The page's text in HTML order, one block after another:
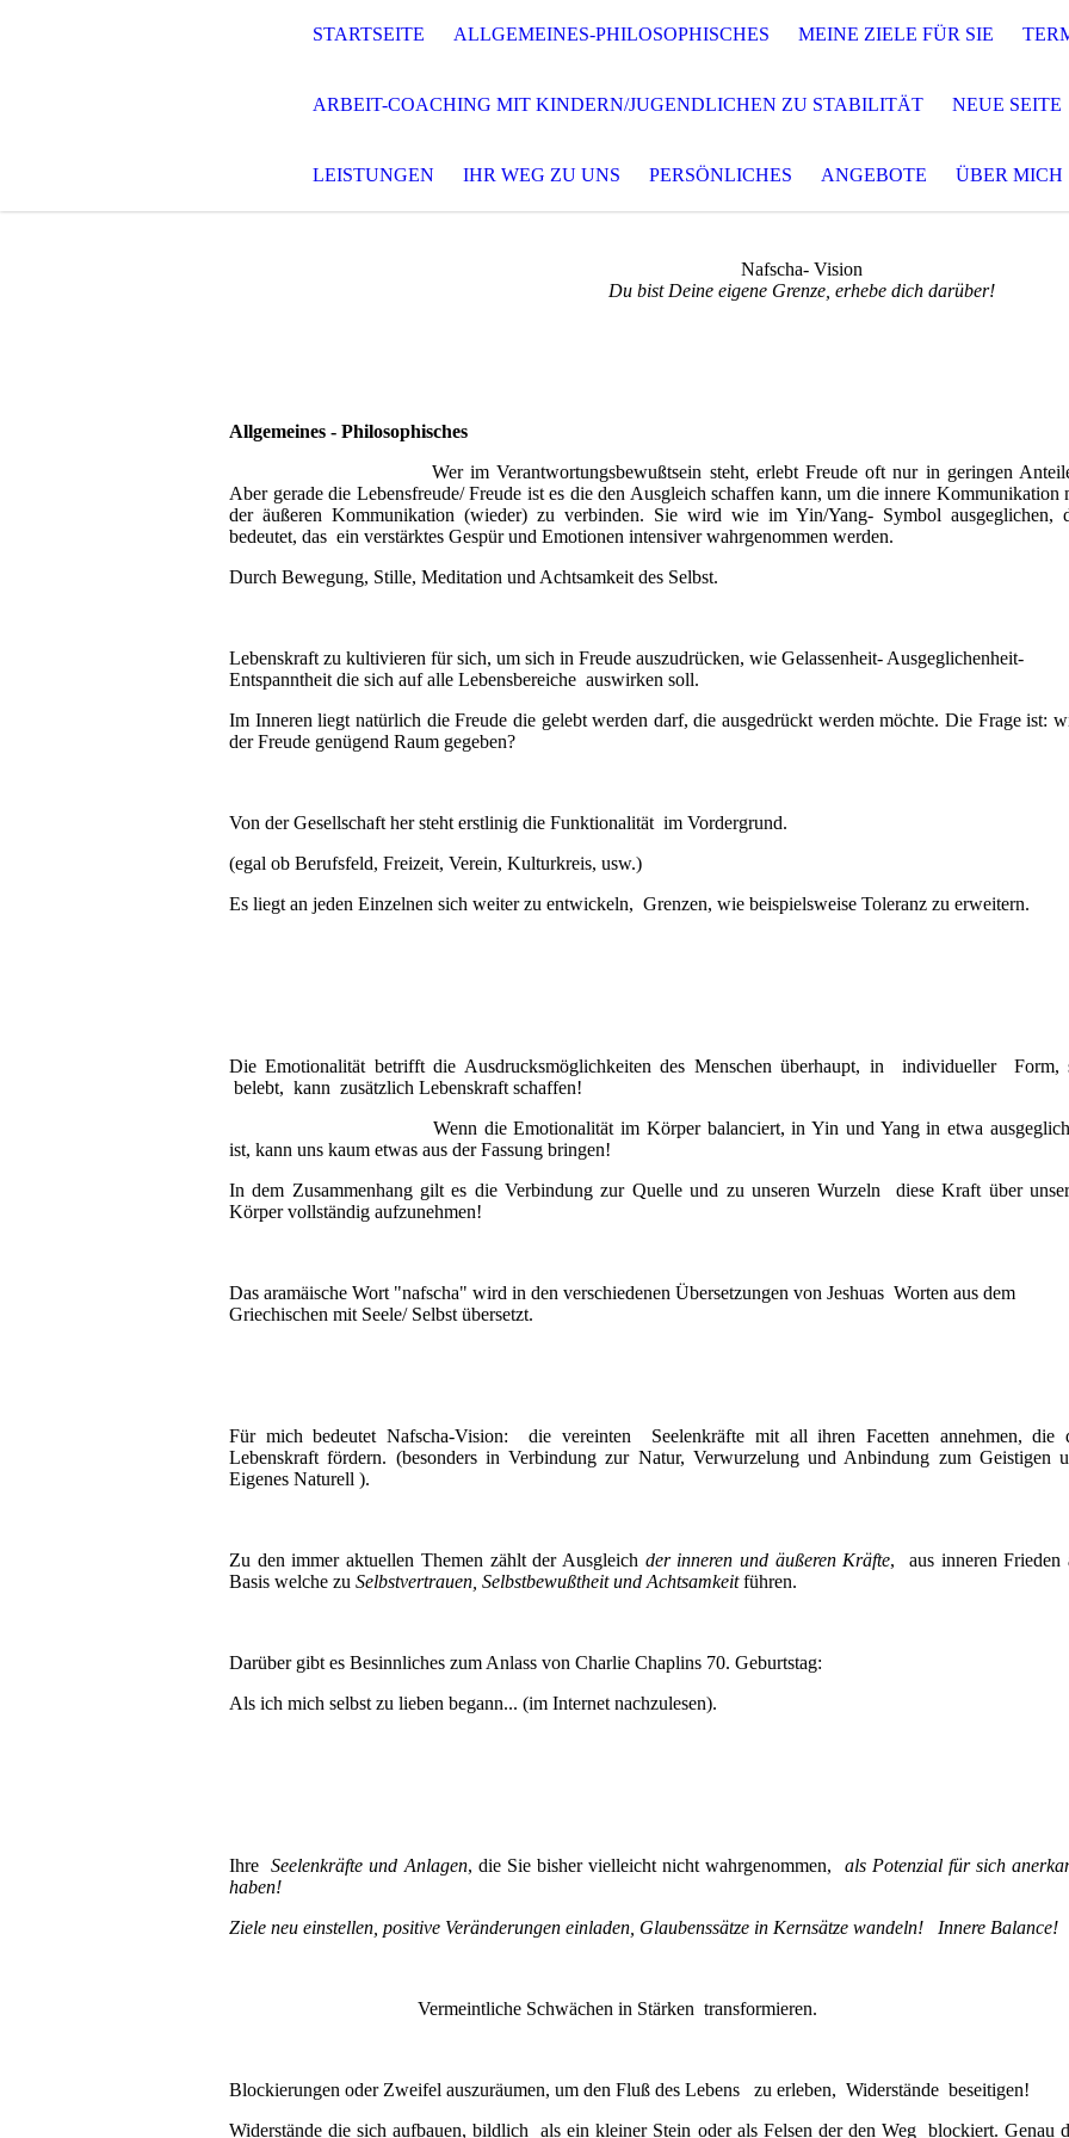
STARTSEITE ALLGEMEINES-PHILOSOPHISCHES MEINE ZIELE FÜR SIE
ARBEIT-COACHING MIT KINDERN/JUGENDLICHEN ZU STABILITÄT NEUE SEITE
LEISTUNGEN IHR WEG ZU UNS PERSÖNLICHES ANGEBOTE ÜBER MICH
Nafscha- Vision
Du bist Deine eigene Grenze, erhebe dich darüber!
Allgemeines - Philosophisches
Wer im Verantwortungsbewußtsein steht, erlebt Freude oft nur in geringen
Aber gerade die Lebensfreude/ Freude ist es die den Ausgleich schaffen kann, um die innere Kommunikation
der äußeren Kommunikation (wieder) zu verbinden. Sie wird wie im Yin/Yang- Symbol ausgeglichen,
bedeutet, das ein verstärktes Gespür und Emotionen intensiver wahrgenommen werden.
Durch Bewegung, Stille, Meditation und Achtsamkeit des Selbst.
Lebenskraft zu kultivieren für sich, um sich in Freude auszudrücken, wie Gelassenheit- Ausgeglichenheit-
Entspanntheit die sich auf alle Lebensbereiche auswirken soll.
Im Inneren liegt natürlich die Freude die gelebt werden darf, die ausgedrückt werden möchte. Die Frage ist:
der Freude genügend Raum gegeben?
Von der Gesellschaft her steht erstlinig die Funktionalität im Vordergrund.
(egal ob Berufsfeld, Freizeit, Verein, Kulturkreis, usw.)
Es liegt an jeden Einzelnen sich weiter zu entwickeln, Grenzen, wie beispielsweise Toleranz zu erweitern.
Die Emotionalität betrifft die Ausdrucksmöglichkeiten des Menschen überhaupt, in individueller Form,
belebt, kann zusätzlich Lebenskraft schaffen!
Wenn die Emotionalität im Körper balanciert, in Yin und Yang in etwa
ist, kann uns kaum etwas aus der Fassung bringen!
In dem Zusammenhang gilt es die Verbindung zur Quelle und zu unseren Wurzeln diese Kraft über
Körper vollständig aufzunehmen!
Das aramäische Wort "nafscha" wird in den verschiedenen Übersetzungen von Jeshuas Worten aus dem
Griechischen mit Seele/ Selbst übersetzt.
Für mich bedeutet Nafscha-Vision: die vereinten Seelenkräfte mit all ihren Facetten annehmen, die
Lebenskraft fördern. (besonders in Verbindung zur Natur, Verwurzelung und Anbindung zum Geistigen
Eigenes Naturell ).
Zu den immer aktuellen Themen zählt der Ausgleich der inneren und äußeren Kräfte, aus inneren Frieden
Basis welche zu Selbstvertrauen, Selbstbewußtheit und Achtsamkeitführen.
Darüber gibt es Besinnliches zum Anlass von Charlie Chaplins 70. Geburtstag:
Als ich mich selbst zu lieben begann... (im Internet nachzulesen).
Ihre Seelenkräfte und Anlagen, die Sie bisher vielleicht nicht wahrgenommen, als Potenzial für sich
haben!
Ziele neu einstellen, positive Veränderungen einladen, Glaubenssätze in Kernsätze wandeln! Innere Balance!
Vermeintliche Schwächen in Stärken transformieren.
Blockierungen oder Zweifel auszuräumen, um den Fluß des Lebens zu erleben, Widerstände beseitigen!
Widerstände die sich aufbauen, bildlich als ein kleiner Stein oder als Felsen der den Weg blockiert. Genau